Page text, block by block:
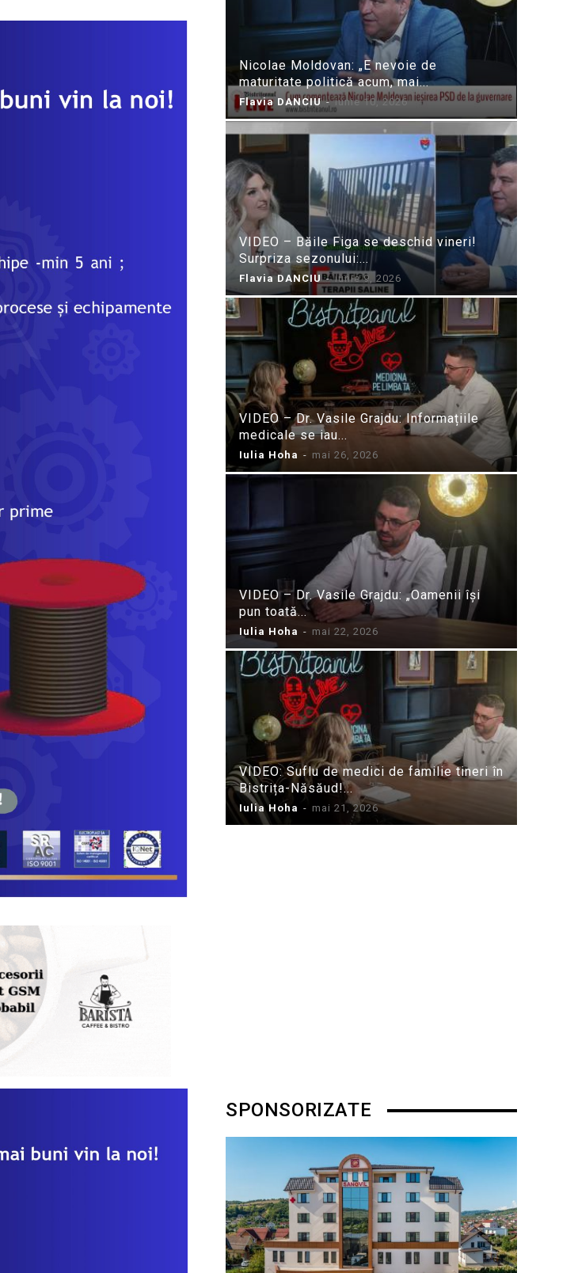
Nicolae Moldovan: „E nevoie de
maturitate politică acum, mai...
Flavia DANCIU - iunie 10, 2026
VIDEO – Băile Figa se deschid vineri!
Surpriza sezonului:...
Flavia DANCIU - iunie 9, 2026
VIDEO – Dr. Vasile Grajdu: Informațiile
medicale se iau...
Iulia Hoha - mai 26, 2026
VIDEO – Dr. Vasile Grajdu: „Oamenii își
pun toată...
Iulia Hoha - mai 22, 2026
VIDEO: Suflu de medici de familie tineri în
Bistrița-Năsăud!...
Iulia Hoha - mai 21, 2026
SPONSORIZATE